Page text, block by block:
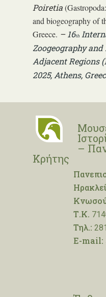
Poiretia
and biogeography of
Greece. – 16th
Zoogeography and
Adjacent Regions
2025, Athens,
–
Κρήτης
Τ.Κ.
Τηλ.:
E-mail: